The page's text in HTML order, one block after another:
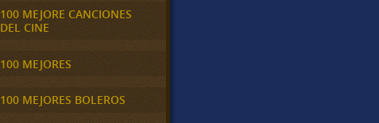
100 MEJORE CANCIONES
DEL CINE
100 MEJORES
100 MEJORES BOLEROS